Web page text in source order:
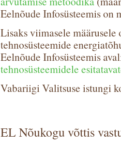
Eelnõude Infosüsteemis on
Lisaks viimasele
tehnosüsteemide
Eelnõude Infosüsteemis
tehnosüsteemidele
Vabariigi Valitsuse istungi
EL Nõukogu võttis